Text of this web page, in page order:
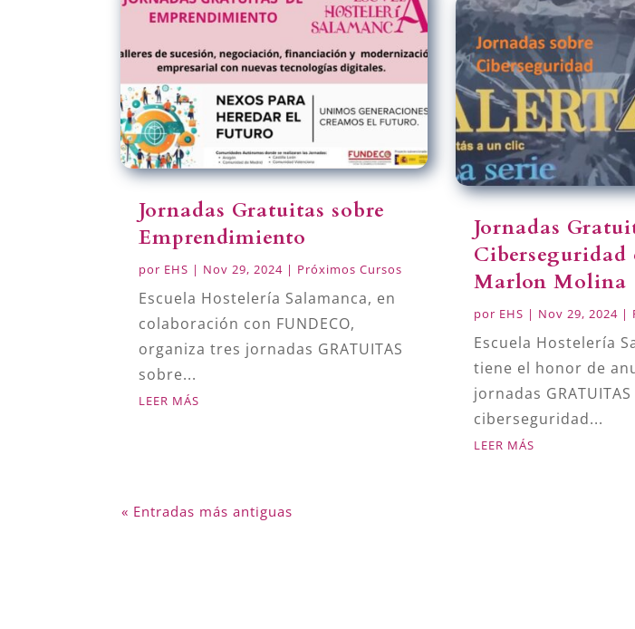
Jornadas Gratuitas sobre
Emprendimiento
por EHS | Nov 29, 2024 | Próximos Cursos
Escuela Hostelería Salamanca, en
colaboración con FUNDECO,
organiza tres jornadas GRATUITAS
sobre...
LEER MÁS
Jornadas
Ciberseguridad
Marlon Molina
por EHS | Nov 29, 2024|
Escuela Hostelería
tiene el honor de
jornadas
ciberseguridad...
LEER MÁS
« Entradas más antiguas